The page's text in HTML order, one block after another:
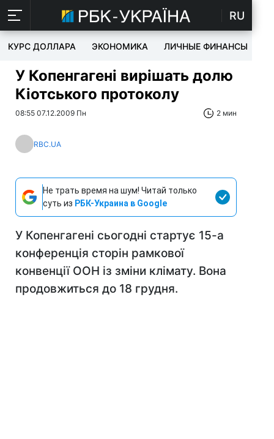
RU
КУРС ДОЛЛАРА ЭКОНОМИКА ЛИЧНЫЕ ФИНАНСЫ
У Копенгагені вирішать долю
Кіотського протоколу
08:55 07.12.2009 Пн 2 мин
RBC.UA
Не трать время на шум! Читай только
суть из РБК-Украина в Google
У Копенгагені сьогодні стартує 15-а
конференція сторін рамкової
конвенції ООН із зміни клімату. Вона
продовжиться до 18 грудня.